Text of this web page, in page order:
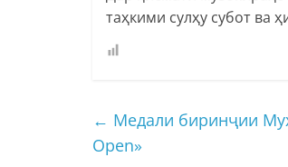
таҳкими сулҳу субот ва
← Медали биринҷии
Open»